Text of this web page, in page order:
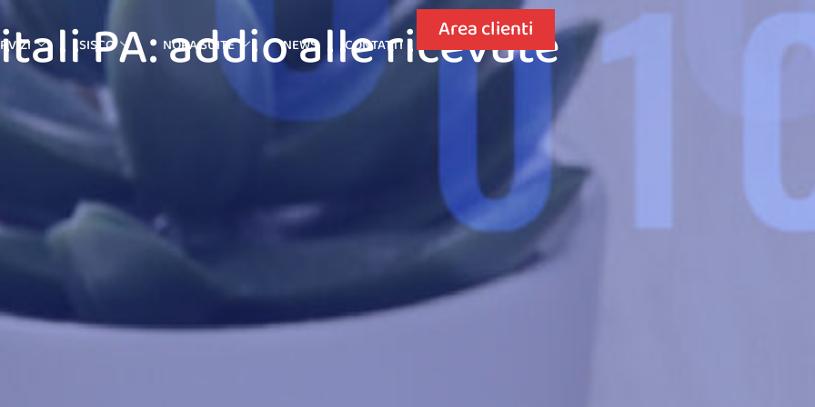
SISCO NORA SUITE NEWS CONTATTI
Area clienti
PA: addio alle ricevute